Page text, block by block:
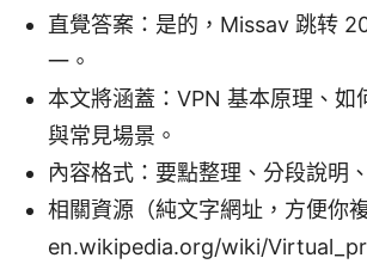
直覺答案：是的，Missav 跳转
一。
本文將涵蓋：VPN 基本原理、如
與常見場景。
內容格式：要點整理、分段說明
相關資源（純文字網址，方便你
en.wikipedia.org/wiki/